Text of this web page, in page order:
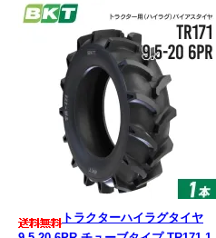
トラクターハイラグタイヤ